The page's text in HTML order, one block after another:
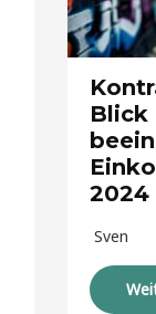
Blick
2024
Sven